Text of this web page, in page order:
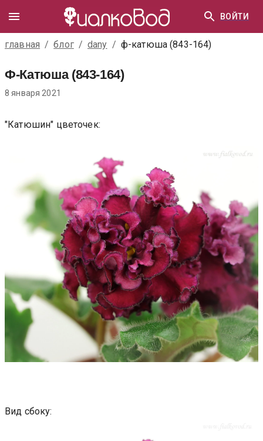
ВОЙТИ
главная / блог / dany / ф-катюша (843-164)
Ф-Катюша (843-164)
8 января 2021
"Катюшин" цветочек:
Вид сбоку: